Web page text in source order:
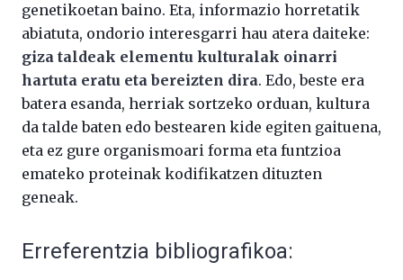
genetikoetan baino. Eta, informazio horretatik
abiatuta, ondorio interesgarri hau atera daiteke:
giza taldeak elementu kulturalak oinarri
hartuta eratu eta bereizten dira. Edo, beste era
batera esanda, herriak sortzeko orduan, kultura
da talde baten edo bestearen kide egiten gaituena,
eta ez gure organismoari forma eta funtzioa
emateko proteinak kodifikatzen dituzten
geneak.
Erreferentzia bibliografikoa: